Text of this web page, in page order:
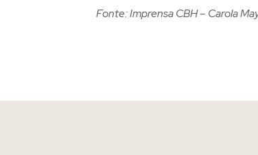
Fonte: Imprensa CBH – Carola